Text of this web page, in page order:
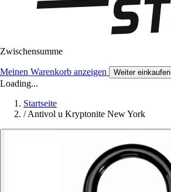
Zwischensumme
Meinen Warenkorb anzeigen Weiter einkaufen
Loading...
Startseite
/Antivol u Kryptonite New York